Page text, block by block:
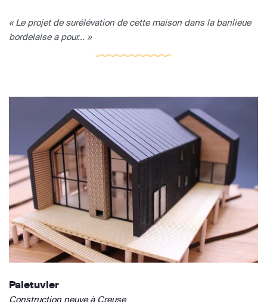
« Le projet de surélévation de cette maison dans la banlieue
bordelaise a pour... »
Paletuvier
Construction neuve à Creuse